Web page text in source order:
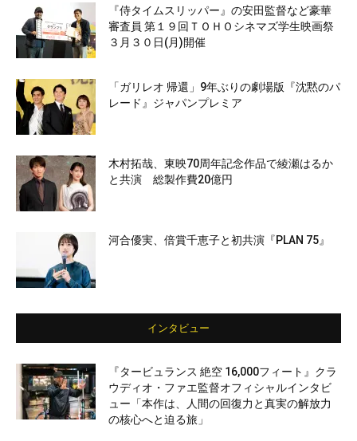
『侍タイムスリッパー』の安田監督など豪華
審査員 第１９回ＴＯＨＯシネマズ学生映画祭
３月３０日(月)開催
「ガリレオ 帰還」9年ぶりの劇場版『沈黙のパ
レード』ジャパンプレミア
木村拓哉、東映70周年記念作品で綾瀬はるか
と共演 総製作費20億円
河合優実、倍賞千恵子と初共演『PLAN 75』
インタビュー
『タービュランス 絶空 16,000フィート』クラ
ウディオ・ファエ監督オフィシャルインタビ
ュー「本作は、人間の回復力と真実の解放力
の核心へと迫る旅」